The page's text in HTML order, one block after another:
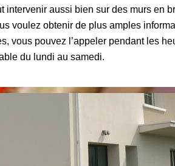
intervenir aussi bien sur des murs en
voulez obtenir de plus amples
vous pouvez l’appeler pendant les
du lundi au samedi.